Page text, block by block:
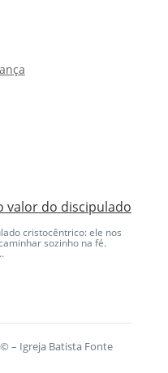
valor do discipulado
cristocêntrico: ele nos
sozinho na fé.
– Igreja Batista Fonte